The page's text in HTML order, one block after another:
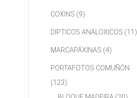
COXINS (9)
DIPTICOS ANALOXICOS (11)
MARCAPÁXINAS (4)
PORTAFOTOS COMUÑÓN
(123)